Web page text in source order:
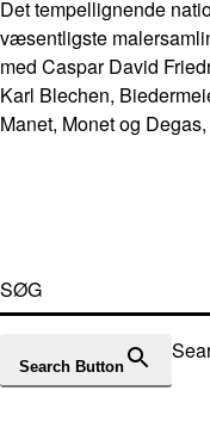
Det tempellignende
væsentligste
med Caspar David
Karl Blechen,
Manet, Monet og
SØG
Search Button